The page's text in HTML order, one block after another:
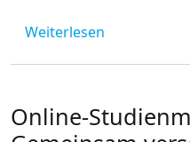
Weiterlesen
Online-